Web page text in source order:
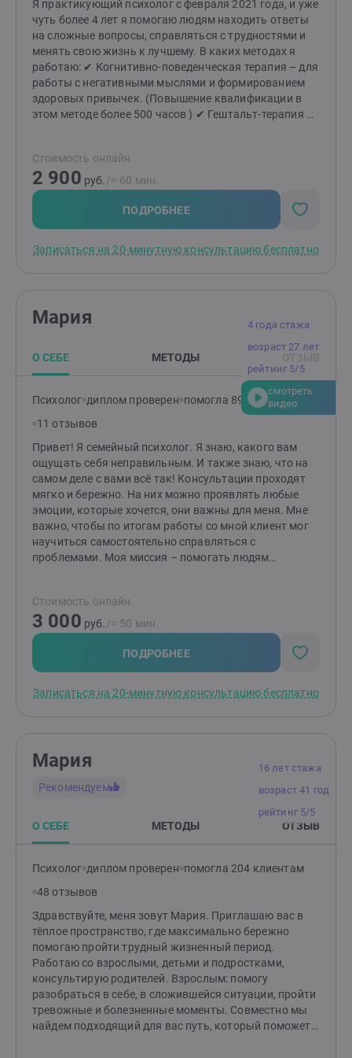
меняется, когда мы меняемся сами.Приглашаю тех,
кто хочет и готов сделать свою жизнь лучше.
Я практикующий психолог с февраля 2021 года, и уже
чуть более 4 лет я помогаю людям находить ответы
на сложные вопросы, справляться с трудностями и
менять свою жизнь к лучшему. В каких методах я
работаю: ✔ Когнитивно-поведенческая терапия – для
работы с негативными мыслями и формированием
здоровых привычек. (Повышение квалификации в
этом методе более 500 часов ) ✔ Гештальт-терапия –
терапия – для разрешения конфликтов и укрепления
семейных связей. ✔ Коучинг – для постановки и
достижения целей, раскрытия вашего потенциала.
Как мы начнём работу? Мы начнём с
ознакомительной беседы. Это время для вас – чтобы
как я могу быть полезен. Если вы ощутите доверие и
опираясь на ваши особенности и потребности. —
принципа: "Прежде всего – не навреди." Ваши чувства,
границы и желания всегда в приоритете. — Гибкость в
методах. Комбинирую техники для достижения
наилучшего результата именно для вас. Что вас
ждёт? Эффективные инструменты, глубокая
поддержка и новый взгляд на привычные проблемы.
Вместе мы найдём ответы и сделаем вашу жизнь
легче, гармоничнее и счастливее. Готовы к первым
шагам? Создайте заявку, и мы начнём ваш путь к
переменам!
Стоимость онлайн
2 900 руб. /≈ 60 мин.
ПОДРОБНЕЕ
Записаться на 20-минутную консультацию бесплатно
4 года стажа
возраст 27 лет
рейтинг 5/5
смотреть
видео
Мария
О СЕБЕ МЕТОДЫ
Психолог диплом проверен помогла 89 клиентам
11 отзывов
Привет! Я семейный психолог. Я знаю, какого вам
ощущать себя неправильным. И также знаю, что на
самом деле с вами всё так! Консультации проходят
мягко и бережно. На них можно проявлять любые
эмоции, которые хочется, они важны для меня. Мне
важно, чтобы по итогам работы со мной клиент мог
научиться самостоятельно справляться с
проблемами. Моя миссия – помогать людям
работы вам отзываются, то буду рада видеть вас на
консультациях. Я работаю индивидуально и в паре от
16 лет (с согласия родителей). НЕ работаю с: теми, кто
не верит в психологию; теми, кого заставили прийти;
тяжёлыми психиатрическими диагнозами; любыми
партнёрами в отношениях.
Стоимость онлайн
3 000 руб. /≈ 50 мин.
ПОДРОБНЕЕ
Записаться на 20-минутную консультацию бесплатно
16 лет стажа
возраст 41 год
рейтинг 5/5
Мария
Рекомендуем
О СЕБЕ МЕТОДЫ ОТЗЫВ
Психолог диплом проверен помогла 204 клиентам
48 отзывов
Здравствуйте, меня зовут Мария. Приглашаю вас в
тёплое пространство, где максимально бережно
помогаю пройти трудный жизненный период.
Работаю со взрослыми, детьми и подростками,
консультирую родителей. Взрослым: помогу
разобраться в себе, в сложившейся ситуации, пройти
тревожные и болезненные моменты. Совместно мы
найдем подходящий для вас путь, который поможет